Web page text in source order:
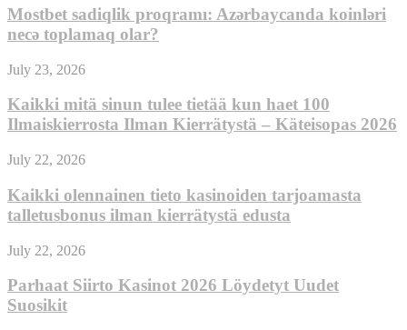
Mostbet sadiqlik proqramı: Azərbaycanda koinləri
necə toplamaq olar?
July 23, 2026
Kaikki mitä sinun tulee tietää kun haet 100
Ilmaiskierrosta Ilman Kierrätystä – Käteisopas 2026
July 22, 2026
Kaikki olennainen tieto kasinoiden tarjoamasta
talletusbonus ilman kierrätystä edusta
July 22, 2026
Parhaat Siirto Kasinot 2026 Löydetyt Uudet
Suosikit